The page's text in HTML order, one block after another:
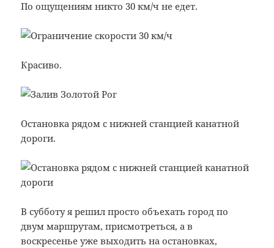
По ощущениям никто 30 км/ч не едет.
Красиво.
Остановка рядом с нижней станцией канатной
дороги.
В субботу я решил просто объехать город по
двум маршрутам, присмотреться, а в
воскресенье уже выходить на остановках,